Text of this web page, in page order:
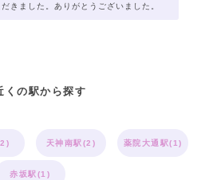
きました。ありがとうございました。
くの駅から探す
天神南駅(2) 薬院大通駅(1)
赤坂駅(1)